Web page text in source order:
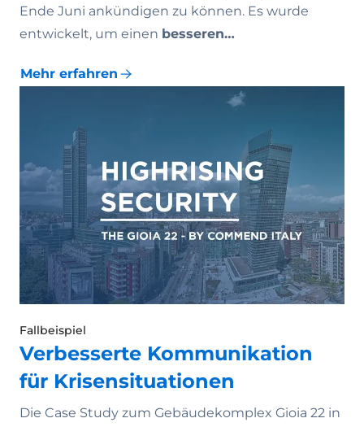
Ende Juni ankündigen zu können. Es wurde
entwickelt, um einen besseren…
Mehr erfahren
Fallbeispiel
Verbesserte Kommunikation
für Krisensituationen
Die Case Study zum Gebäudekomplex Gioia 22 in